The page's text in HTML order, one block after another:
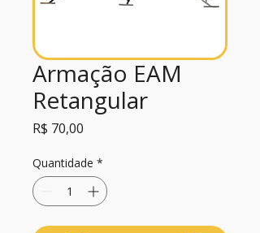
Armação EAM
Retangular
R$ 70,00
Quantidade *